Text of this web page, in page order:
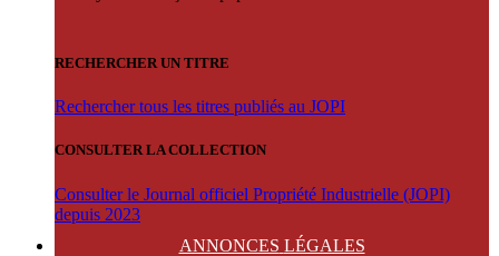
RECHERCHER UN TITRE
Rechercher tous les titres publiés au JOPI
CONSULTER LA COLLECTION
Consulter le Journal officiel Propriété Industrielle (JOPI)
depuis 2023
ANNONCES LÉGALES